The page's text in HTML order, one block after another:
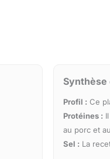
Profil : Ce
Protéines :
au porc et
Sel : La